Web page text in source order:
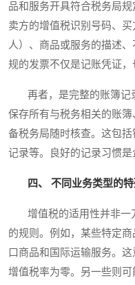
品和服务开具符合税务局
卖方的增值税识别号码、
人）、商品或服务的描述
规的发票不仅是记账凭证，
再者，是完整的账簿记
保存所有与税务相关的账
备税务局随时核查。这包
记录等。良好的记录习惯是
四、 不同业务类型的
增值税的适用性并非一
的规则。例如，某些特定
口商品和国际运输服务。
增值税率为零。另一些则